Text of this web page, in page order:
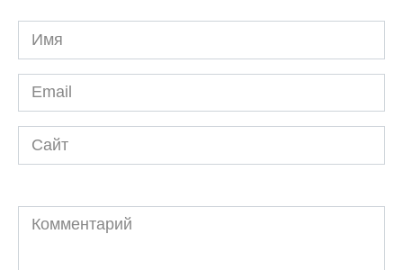
Имя
*
Email
*
Сайт
Комментарий